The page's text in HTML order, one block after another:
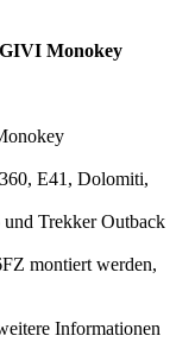
Monokey
E41, Dolomiti,
Trekker Outback
montiert werden,
Informationen